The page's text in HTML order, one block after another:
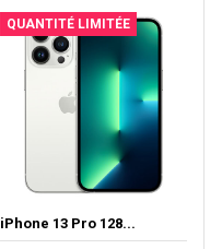
QUANTITÉ LIMITÉE
iPhone 13 Pro 128...